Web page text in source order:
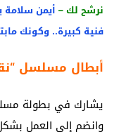
نرشح لك – أيمن
فنية كبيرة.. وكونك
أبطال مسلسل
يشارك في بطولة
وانضم إلى العمل